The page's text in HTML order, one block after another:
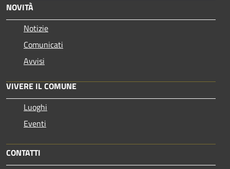
NOVITÀ
Notizie
Comunicati
Avvisi
VIVERE IL COMUNE
Luoghi
Eventi
CONTATTI